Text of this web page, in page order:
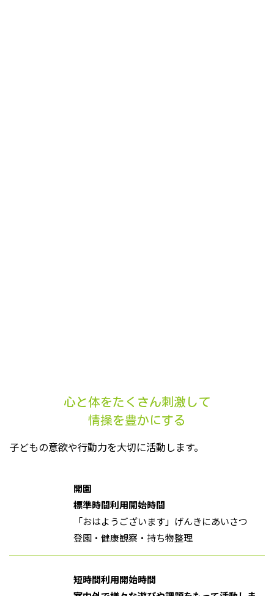
心と体をたくさん刺激して
情操を豊かにする
子どもの意欲や行動力を大切に活動します。
開園
標準時間利用開始時間
「おはようございます」げんきにあいさつ
登園・健康観察・持ち物整理
短時間利用開始時間